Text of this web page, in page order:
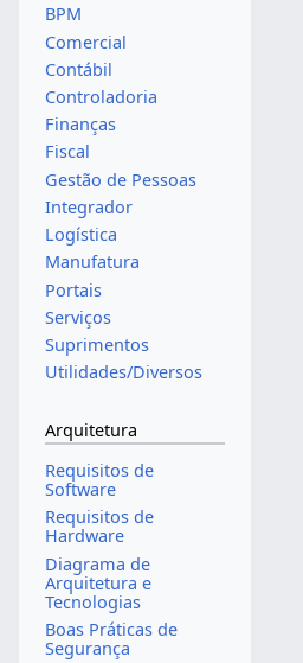
BPM
Comercial
Contábil
Controladoria
Finanças
Fiscal
Gestão de Pessoas
Integrador
Logística
Manufatura
Portais
Serviços
Suprimentos
Utilidades/Diversos
Arquitetura
Requisitos de
Software
Requisitos de
Hardware
Diagrama de
Arquitetura e
Tecnologias
Boas Práticas de
Segurança